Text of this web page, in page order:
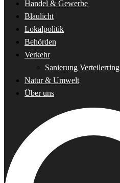
Handel & Gewerbe
Blaulicht
Lokalpolitik
Behörden
Verkehr
Sanierung Verteilerring
Natur & Umwelt
Über uns